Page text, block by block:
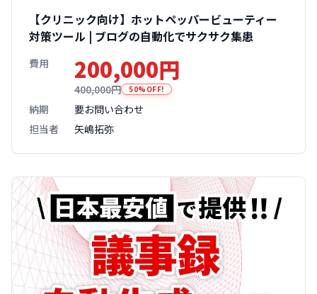
【クリニック向け】ホットペッパービューティー
対策ツール | ブログの自動化でサクサク集患
費用 200,000円
400,000円 50%OFF!
納期
要お問い合わせ
担当者
矢嶋拓弥